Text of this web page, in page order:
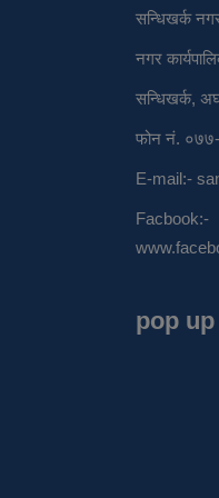
सन्धिखर्क
नगर
सन्धिखर्क,
फोन नं.
E-mail:-
Facbook:-
pop